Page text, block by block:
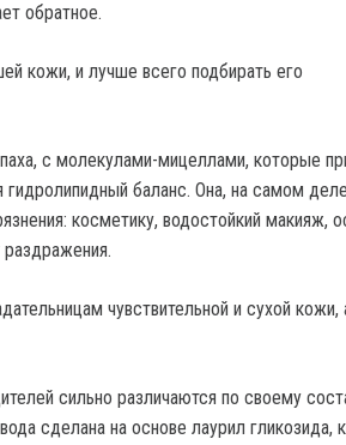
обратное.
кожи, и лучше всего подбирать его
с молекулами-мицеллами, которые
гидролипидный баланс. Она, на самом
косметику, водостойкий макияж,
чувствительной и сухой кожи,
сильно различаются по своему
сделана на основе лаурил гликозида,